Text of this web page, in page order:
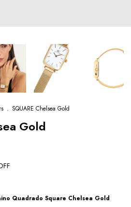
. SQUARE Chelsea Gold
Gold
Quadrado Square Chelsea Gold